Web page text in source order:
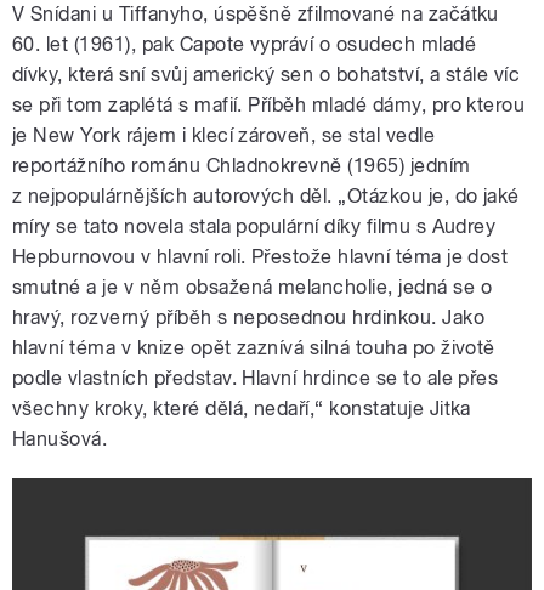
V Snídani u Tiffanyho, úspěšně zfilmované na začátku
60. let (1961), pak Capote vypráví o osudech mladé
dívky, která sní svůj americký sen o bohatství, a stále víc
se při tom zaplétá s mafií. Příběh mladé dámy, pro kterou
je New York rájem i klecí zároveň, se stal vedle
reportážního románu Chladnokrevně (1965) jedním
z nejpopulárnějších autorových děl. „Otázkou je, do jaké
míry se tato novela stala populární díky filmu s Audrey
Hepburnovou v hlavní roli. Přestože hlavní téma je dost
smutné a je v něm obsažená melancholie, jedná se o
hravý, rozverný příběh s neposednou hrdinkou. Jako
hlavní téma v knize opět zaznívá silná touha po životě
podle vlastních představ. Hlavní hrdince se to ale přes
všechny kroky, které dělá, nedaří,“ konstatuje Jitka
Hanušová.